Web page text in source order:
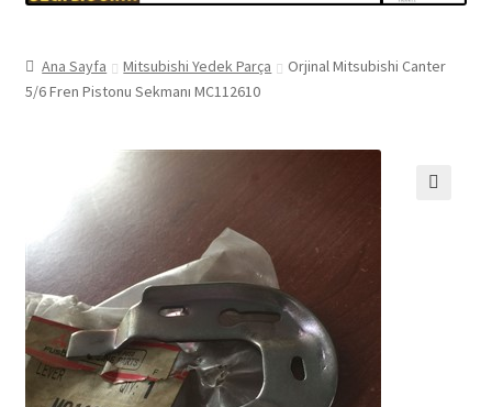
Ana Sayfa Mitsubishi Yedek Parça
Orjinal Mitsubishi Canter
5/6 Fren Pistonu Sekmanı MC112610